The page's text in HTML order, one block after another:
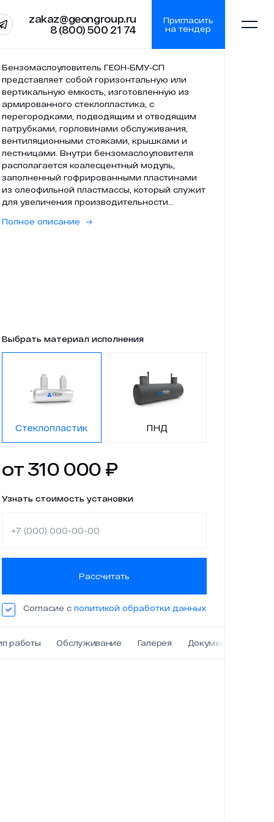
zakaz@geongroup.ru
8 (800) 500 21 74
Пригласить
на тендер
zakaz@geongroup.ru
8 (800) 500 21 74
Политика конфиденциальности
Бензомаслоуловитель ГЕОН-БМУ-СП
представляет собой горизонтальную или
вертикальную емкость, изготовленную из
армированного стеклопластика, с
перегородками, подводящим и отводящим
патрубками, горловинами обслуживания,
вентиляционными стояками, крышками и
лестницами. Внутри бензомаслоуловителя
располагается коалесцентный модуль,
заполненный гофрированными пластинами
из олеофильной пластмассы, который служит
для увеличения производительности
Полное описание
Выбрать материал исполнения
Стеклопластик ПНД
от310 000 ₽
Узнать стоимость установки
Рассчитать
Согласие сполитикой обработки данных
работы Обслуживание Галерея Документы